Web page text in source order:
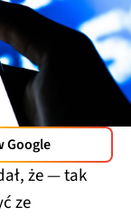
Google
że — tak
ze